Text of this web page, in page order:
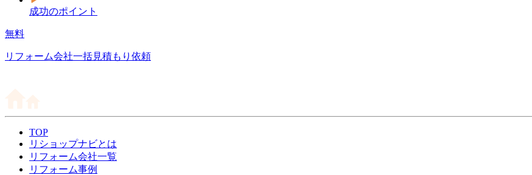
成功のポイント
無料
リフォーム会社一括見積もり依頼
TOP
リショップナビとは
リフォーム会社一覧
リフォーム事例